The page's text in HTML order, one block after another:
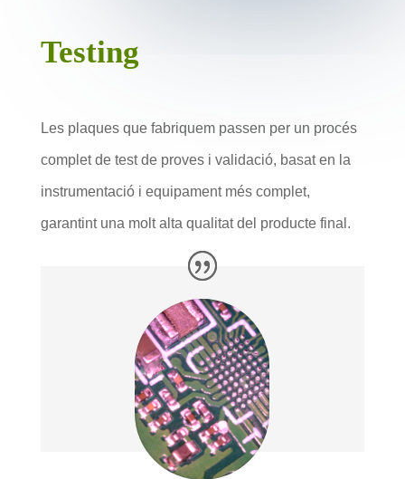
Testing
Les plaques que fabriquem passen per un procés
complet de test de proves i validació, basat en la
instrumentació i equipament més complet,
garantint una molt alta qualitat del producte final.